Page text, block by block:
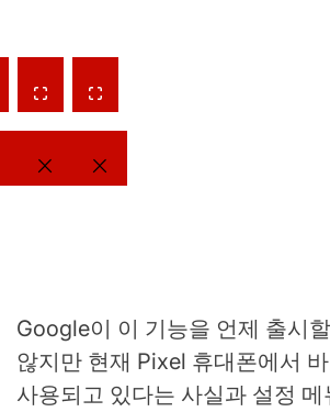
Google이 이 기능을 언제 출시
않지만 현재 Pixel 휴대폰에서
사용되고 있다는 사실과 설정 메